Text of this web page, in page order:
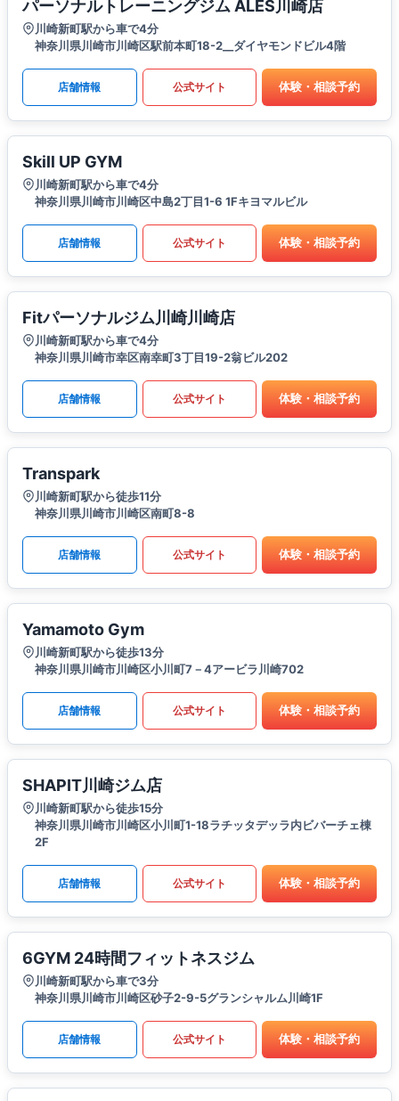
パーソナルトレーニングジム ALES川崎店
川崎新町駅から車で4分
神奈川県川崎市川崎区駅前本町18-2__ダイヤモンドビル4階
店舗情報 公式サイト 体験・相談予約
Skill UP GYM
川崎新町駅から車で4分
神奈川県川崎市川崎区中島2丁目1-6 1Fキヨマルビル
店舗情報 公式サイト 体験・相談予約
Fitパーソナルジム川崎川崎店
川崎新町駅から車で4分
神奈川県川崎市幸区南幸町3丁目19-2翁ビル202
店舗情報 公式サイト 体験・相談予約
Transpark
川崎新町駅から徒歩11分
神奈川県川崎市川崎区南町8-8
店舗情報 公式サイト 体験・相談予約
Yamamoto Gym
川崎新町駅から徒歩13分
神奈川県川崎市川崎区小川町7－4アービラ川崎702
店舗情報 公式サイト 体験・相談予約
SHAPIT川崎ジム店
川崎新町駅から徒歩15分
神奈川県川崎市川崎区⼩川町1-18ラチッタデッラ内ビバーチェ棟
2F
店舗情報 公式サイト 体験・相談予約
6GYM 24時間フィットネスジム
川崎新町駅から車で3分
神奈川県川崎市川崎区砂子2-9-5グランシャルム川崎1F
店舗情報 公式サイト 体験・相談予約